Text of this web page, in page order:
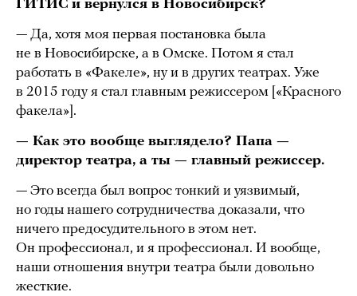
ГИТИС и вернулся в Новосибирск?
— Да, хотя моя первая постановка была
не в Новосибирске, а в Омске. Потом я стал
работать в «Факеле», ну и в других театрах. Уже
в 2015 году я стал главным режиссером [«Красного
факела»].
— Как это вообще выглядело? Папа —
директор театра, а ты — главный режиссер.
— Это всегда был вопрос тонкий и уязвимый,
но годы нашего сотрудничества доказали, что
ничего предосудительного в этом нет.
Он профессионал, и я профессионал. И вообще,
наши отношения внутри театра были довольно
жесткие.